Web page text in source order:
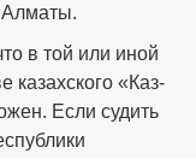
Алматы.
в той или иной
казахского «Каз-
Если судить